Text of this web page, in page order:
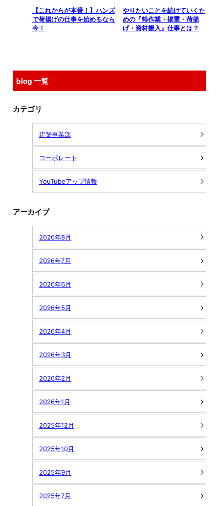
【これからが本番！】ハンズ
で荷揚げの仕事を始めるなら
今！
やりたいことを続けていくた
めの『軽作業・揚重・荷揚
げ・資材搬入』仕事とは？
blog 一覧
カテゴリ
建築事業部
コーポレート
YouTubeアップ情報
アーカイブ
2026年8月
2026年7月
2026年6月
2026年5月
2026年4月
2026年3月
2026年2月
2026年1月
2025年12月
2025年10月
2025年9月
2025年7月